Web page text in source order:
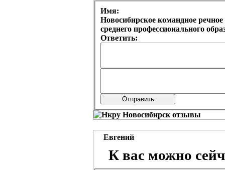
Имя:
Новосибирское командное
среднего профессионального
Ответить:
Евгений
К вас можно